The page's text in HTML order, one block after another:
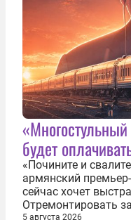
будет
«Почините и
армянский
сейчас хочет
Отремонтировать
5 августа 2026